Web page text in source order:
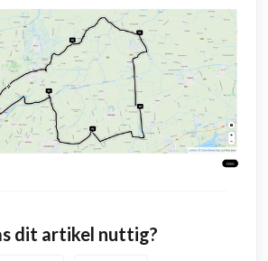
dit artikel nuttig?